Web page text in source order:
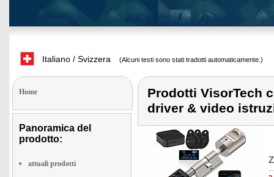
Italiano / Svizzera (Alcuni testi sono stati tradotti automaticamente.)
Home
Panoramica del
prodotto:
attuali prodotti
Prodotti VisorTech
driver & video